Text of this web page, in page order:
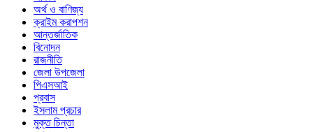
অর্থ ও বাণিজ্য
ক্রাইম করাপশন
আন্তর্জাতিক
বিনোদন
রাজনীতি
জেলা উপজেলা
পিএসআই
প্রবাস
ইসলাম প্রচার
মুক্ত চিন্তা